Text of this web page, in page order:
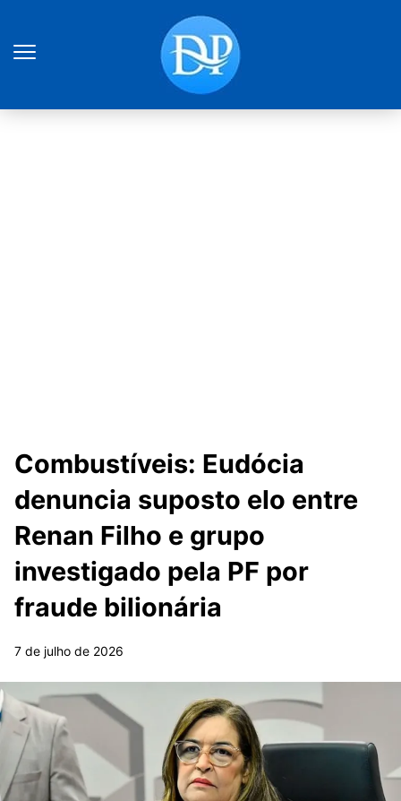
Combustíveis: Eudócia
denuncia suposto elo entre
Renan Filho e grupo
investigado pela PF por
fraude bilionária
7 de julho de 2026